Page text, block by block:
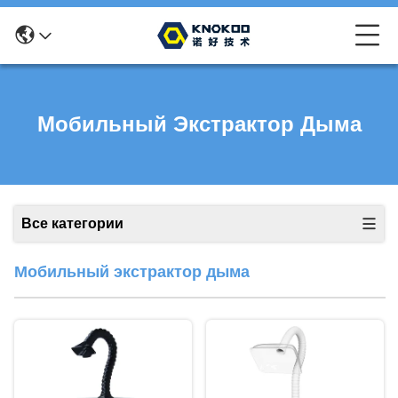
Мобильный Экстрактор Дыма
Все категории
Мобильный экстрактор дыма